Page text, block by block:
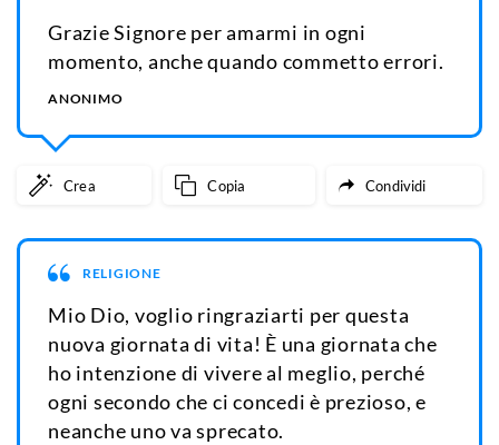
Grazie Signore per amarmi in ogni
momento, anche quando commetto errori.
ANONIMO
Crea Copia Condividi
RELIGIONE
Mio Dio, voglio ringraziarti per questa
nuova giornata di vita! È una giornata che
ho intenzione di vivere al meglio, perché
ogni secondo che ci concedi è prezioso, e
neanche uno va sprecato.